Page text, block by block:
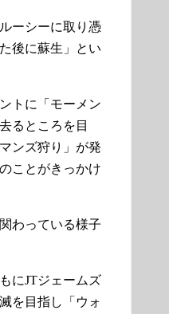
ーシーに取り憑
後に蘇生」とい
トに「モーメン
るところを目
ンズ狩り」が発
ことがきっかけ
わっている様子
にJTジェームズ
を目指し「ウォ